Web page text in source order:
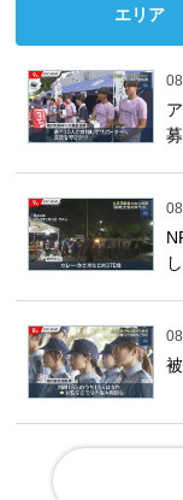
エリア
し